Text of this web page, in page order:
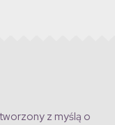
z myślą o